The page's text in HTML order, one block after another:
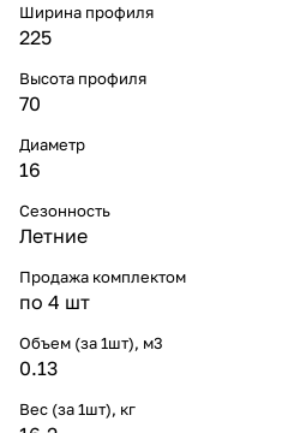
Ширина профиля
225
Высота профиля
70
Диаметр
16
Сезонность
Летние
Продажа комплектом
по 4 шт
Объем (за 1шт), м3
0.13
Вес (за 1шт), кг